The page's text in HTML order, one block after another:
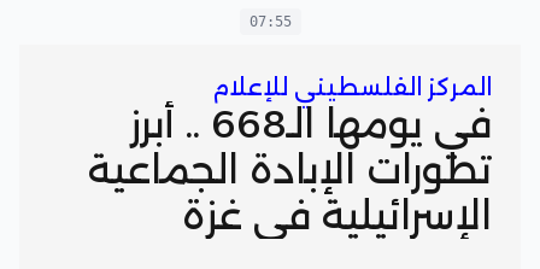
07:55
المركز الفلسطيني للإعلام
في يومها الـ668 .. أبرز
تطورات الإبادة الجماعية
الإسرائيلية في غزة